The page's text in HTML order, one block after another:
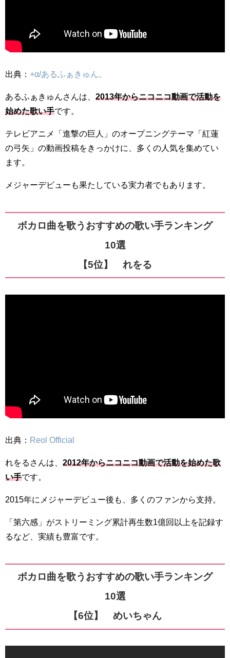
出典： +α/あるふぁきゅん。
あるふぁきゅんさんは、 2013年からニコニコ動画で活動を
始めた歌い手です。
テレビアニメ「進撃の巨人」のオープニングテーマ「紅蓮
の弓矢」の動画投稿をきっかけに、多くの人気を集めてい
ます。
メジャーデビューも果たしている実力者でもあります。
ボカロ曲を歌うおすすめの歌い手ランキング
10選
【5位】 れをる
出典： Reol Official
れをるさんは、 2012年からニコニコ動画で活動を始めた歌
い手です。
2015年にメジャーデビュー後も、多くのファンから支持。
「第六感」がストリーミング累計再生数1億回以上を記録す
るなど、実績も豊富です。
ボカロ曲を歌うおすすめの歌い手ランキング
10選
【6位】 めいちゃん